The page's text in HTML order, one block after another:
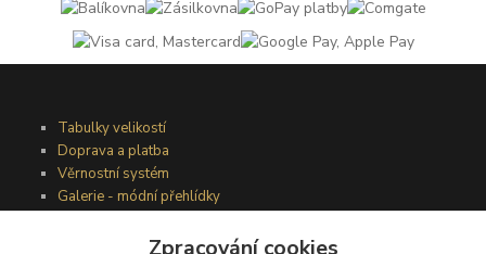
Tabulky velikostí
Doprava a platba
Věrnostní systém
Galerie - módní přehlídky
Zpracování cookies